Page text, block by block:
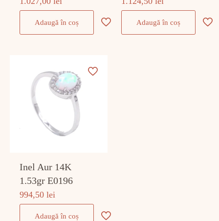
Adaugă în coș Adaugă în coș
Inel Aur 14K
1.53gr E0196
994,50lei
Adaugă în coș